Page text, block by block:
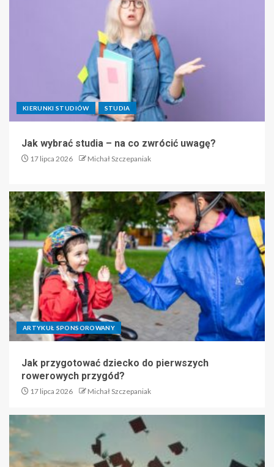
KIERUNKI STUDIÓW STUDIA
Jak wybrać studia – na co zwrócić uwagę?
17 lipca 2026 Michał Szczepaniak
ARTYKUŁ SPONSOROWANY
Jak przygotować dziecko do pierwszych
rowerowych przygód?
17 lipca 2026 Michał Szczepaniak